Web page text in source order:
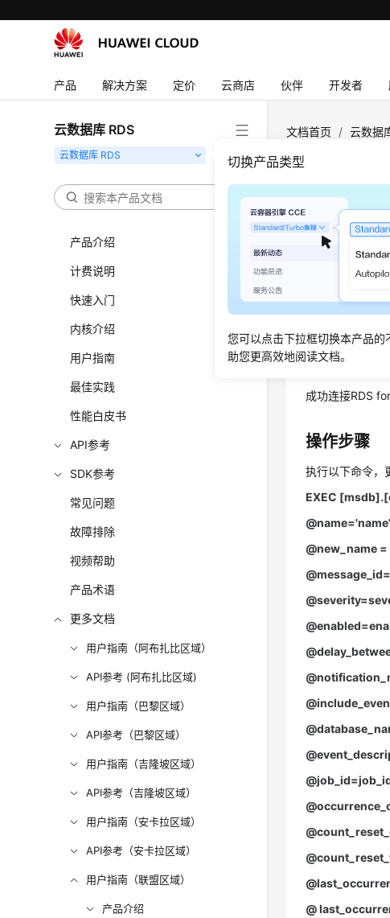
产品 解决方案 定价 云商店 伙伴 开发者
云数据库 RDS
切换产品类型
您可以点击下拉框切换本产品的
助您更高效地阅读文档。
产品介绍
计费说明
快速入门
内核介绍
用户指南
最佳实践
性能白皮书
API参考
SDK参考
常见问题
故障排除
视频帮助
产品术语
更多文档
用户指南（阿布扎比区域）
API参考 (阿布扎比区域)
用户指南（巴黎区域）
API参考（巴黎区域）
用户指南（吉隆坡区域）
API参考（吉隆坡区域）
用户指南（安卡拉区域）
API参考（安卡拉区域）
用户指南（联盟区域）
产品介绍
文档首页 / 云数据
更新警
更新时间：
前提条件
成功连接RDS
操作步骤
执行以下命令，
EXEC
@name='name'
@new_name
@